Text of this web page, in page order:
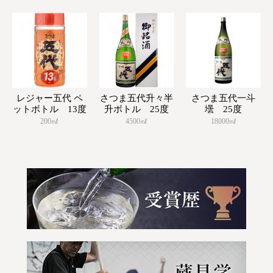
レジャー五代 ペ
ットボトル 13度
200㎖
さつま五代升々半
升ボトル 25度
4500㎖
さつま五代一斗
壜 25度
18000㎖